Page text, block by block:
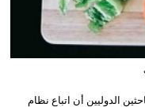
الدوليين أن اتباع نظام